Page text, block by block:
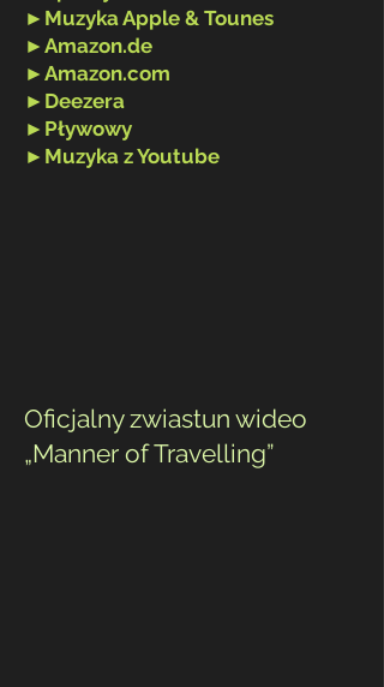
► Muzyka Apple & Tounes
► Amazon.de
► Amazon.com
► Deezera
► Pływowy
► Muzyka z Youtube
Oficjalny zwiastun wideo
„Manner of Travelling”